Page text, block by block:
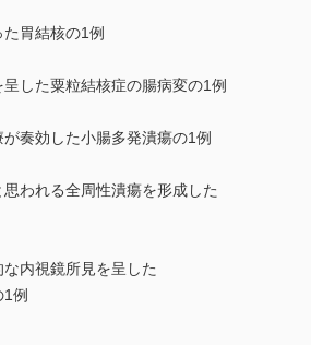
胃結核の1例
した粟粒結核症の腸病変の1例
奏効した小腸多発潰瘍の1例
われる全周性潰瘍を形成した
内視鏡所見を呈した
例